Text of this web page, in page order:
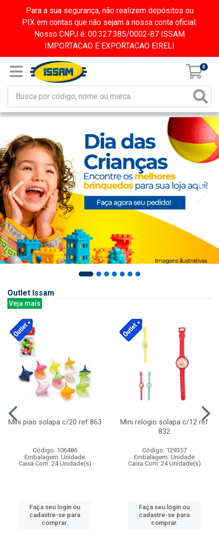
Para a sua segurança, não realizem depósitos ou
PIX em contas que não sejam a nossa conta oficial.
Nosso CNPJ é: 00.327.385/0002-87 ISSAM
IMPORTACAO E EXPORTACAO EIRELI
0
Outlet Issam
Veja mais
Mini piao solapa c/20 ref 863
Código: 106486
Embalagem: Unidade
Caixa Com: 24 Unidade(s)
Faça seu login ou
cadastre-se para
comprar.
Mini relogio solapa c/12 ref
832
Código: 129357
Embalagem: Unidade
Caixa Com: 24 Unidade(s)
Faça seu login ou
cadastre-se para
comprar.